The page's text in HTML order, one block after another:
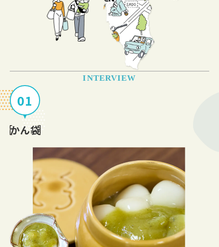
完成物件を選ぶメリット ページを公開しました。
ページを公開しました。
2025.07.15
クオリティ
2025.04.15
堺の未来ページを公開しました。
2025.02.21
SAKAI DAILY LIFE IN 理想都
ページを公開しました。
INTERVIEW
01
かん袋